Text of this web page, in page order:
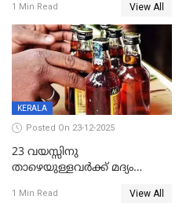
59 വർഷം തടവും 90,൦൦൦ രൂപ
പിഴയും ശിക്ഷ
1 Min Read View All
KERALA
Posted On 23-12-2025
23 വയസ്സിനു
താഴെയുള്ളവർക്ക് മദ്യം
നടപടി;സ്ഥാപനങ്ങൾക്കെതിരെ
1 Min Read View All